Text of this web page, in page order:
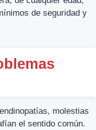
de seguridad y
molestias
el sentido común.